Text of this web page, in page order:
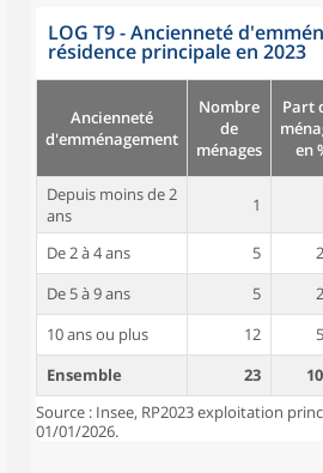
LOG T9 - Ancienneté
résidence principale en 2023
Ancienneté
d'emménagement
Nombre
de
ménages
Part
en
Depuis moins de 2
ans
1
De 2 à 4 ans 5
De 5 à 9 ans
5
10 ans ou plus
12
Ensemble
23
Source : Insee, RP2023 exploitation
01/01/2026.